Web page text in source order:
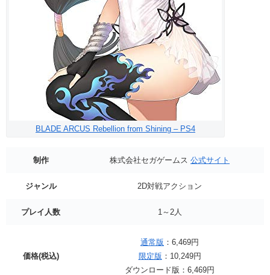
BLADE ARCUS Rebellion from Shining – PS4
制作 株式会社セガゲームス 公式サイト
ジャンル 2D対戦アクション
プレイ人数 1～2人
価格(税込)
通常版 ：6,469円
限定版 ：10,249円
ダウンロード版：6,469円